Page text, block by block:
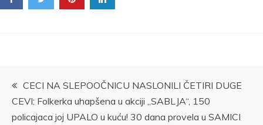
Kretanje
članka
CECI NA SLEPOOČNICU NASLONILI ČETIRI DUGE
CEVI: Folkerka uhapšena u akciji „SABLJA“, 150
policajaca joj UPALO u kuću! 30 dana provela u SAMICI